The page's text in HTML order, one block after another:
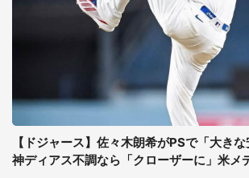
【ドジャース】佐々木朗希がPSで「大き
神ディアス不調なら「クローザーに」米メ